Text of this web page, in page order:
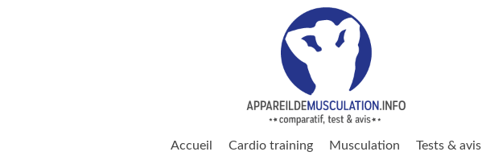
Accueil Cardio training Musculation Tests & avis